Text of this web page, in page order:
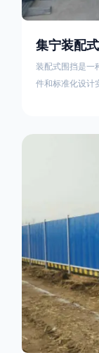
集宁装配
装配式围挡是一
件和标准化设计
撑、横撑加强筋